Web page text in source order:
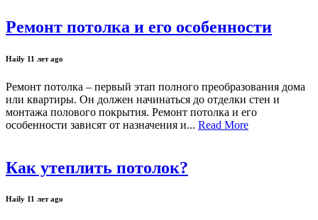
Ремонт потолка и его особенности
Haily 11 лет ago
Ремонт потолка – первый этап полного преобразования дома
или квартиры. Он должен начинаться до отделки стен и
монтажа полового покрытия. Ремонт потолка и его
особенности зависят от назначения и... Read More
Как утеплить потолок?
Haily 11 лет ago